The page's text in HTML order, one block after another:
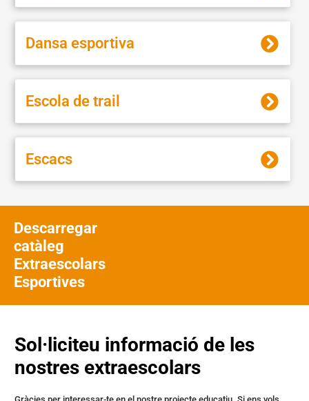
Dansa esportiva
Escola de trail
Escacs
Descarregar
catàleg
Extraescolars
Esportives
Sol·liciteu informació de les
nostres extraescolars